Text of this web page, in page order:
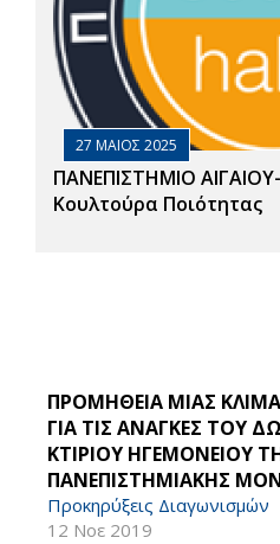
27 ΜΑΙΟΣ 2025
ΠΑΝΕΠΙΣΤΗΜΙΟ
Κουλτούρα Ποιότητας
ΠΡΟΜΗΘΕΙΑ ΜΙΑΣ
ΓΙΑ ΤΙΣ ΑΝΑΓΚΕΣ ΤΟΥ
ΚΤΙΡΙΟΥ ΗΓΕΜΟΝΕΙΟΥ
ΠΑΝΕΠΙΣΤΗΜΙΑΚΗΣ
Προκηρύξεις Διαγωνισμών
12 Νοε 2019